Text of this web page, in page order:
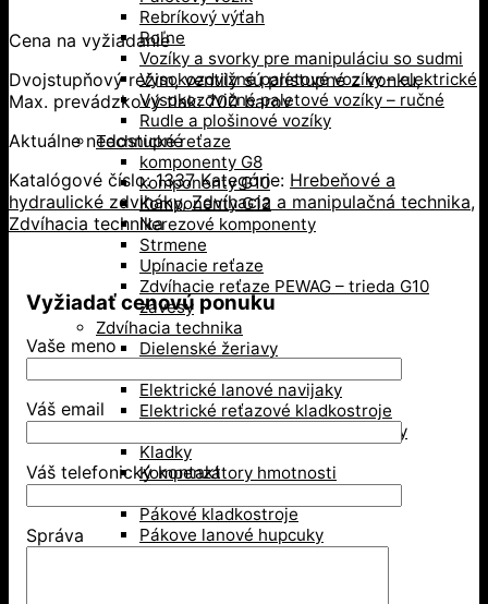
Rebríkový výťah
Roľne
Vozíky a svorky pre manipuláciu so sudmi
Vysokozdvižné paletové vozíky – elektrické
Vysokozdvižné paletové vozíky – ručné
Rudle a plošinové vozíky
Technické reťaze
komponenty G8
komponenty G10
Komponenty G12
Nerezové komponenty
Strmene
Upínacie reťaze
Zdvíhacie reťaze PEWAG – trieda G10
závesy
Zdvíhacia technika
Dielenské žeriavy
Elektrické lanové navijaky
Elektrické reťazové kladkostroje
Hrebeňové a hydraulické zdviháky
Kladky
Kompenzátory hmotnosti
Pákové kladkostroje
Pákove lanové hupcuky
Cena na vyžiadanie
Dvojstupňový režim, ventily sú prístupné z vonku,
Max. prevádzkový tlak: 700 barov
Aktuálne nedostupné
Katalógové číslo:1337 Kategórie: Hrebeňové a
hydraulické zdviháky,Zdvíhacia a manipulačná technika,
Zdvíhacia technika
Vyžiadať cenovú ponuku
Vaše meno
Váš email
Váš telefonický kontakt
Správa